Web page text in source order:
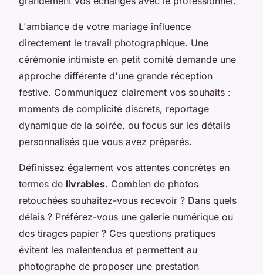
L'ambiance de votre mariage influence
directement le travail photographique. Une
cérémonie intimiste en petit comité demande une
approche différente d'une grande réception
festive. Communiquez clairement vos souhaits :
moments de complicité discrets, reportage
dynamique de la soirée, ou focus sur les détails
personnalisés que vous avez préparés.
Définissez également vos attentes concrètes en
termes de livrables. Combien de photos
retouchées souhaitez-vous recevoir ? Dans quels
délais ? Préférez-vous une galerie numérique ou
des tirages papier ? Ces questions pratiques
évitent les malentendus et permettent au
photographe de proposer une prestation